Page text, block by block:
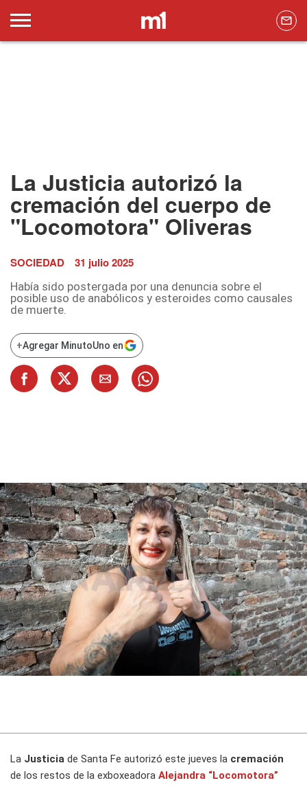
La Justicia autorizó la
cremación del cuerpo de
"Locomotora" Oliveras
SOCIEDAD 31 julio 2025
Había sido postergada por una denuncia sobre el
posible uso de anabólicos y esteroides como causales
de muerte.
+Agregar MinutoUno en
La Justicia de Santa Fe autorizó este jueves la cremación
de los restos de la exboxeadora Alejandra “Locomotora”